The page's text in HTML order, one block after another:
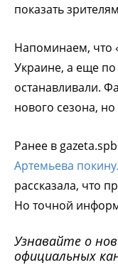
показать
Напоминаем, что
Украине, а еще
останавливали.
нового сезона,
Ранее в
Артемьева
рассказала, что
Но точной
Узнавайте о
официальных